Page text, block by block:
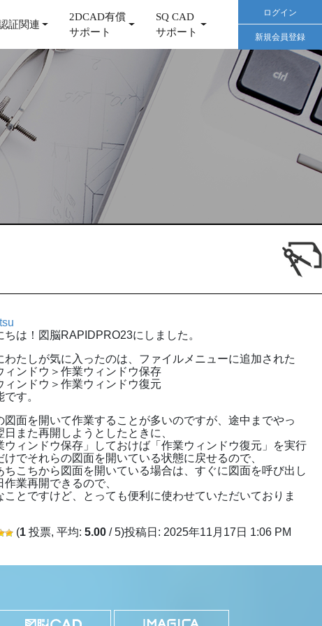
証関連
2DCAD有償
サポート
SQ CAD
サポート
ログイン
新規会員登録
ちは！図脳RAPIDPRO23にしました。
わたしが気に入ったのは、ファイルメニューに追加された
ィンドウ＞作業ウィンドウ保存
ィンドウ＞作業ウィンドウ復元
す。
図面を開いて作業することが多いのですが、途中までやっ
日また再開しようとしたときに、
ウィンドウ保存」しておけば「作業ウィンドウ復元」を実行
けでそれらの図面を開いている状態に戻せるので、
ちこちから図面を開いている場合は、すぐに図面を呼び出し
作業再開できるので、
ことですけど、とっても便利に使わせていただいておりま
(1 投票, 平均:5.00 / 5)投稿日: 2025年11月17日 1:06 PM